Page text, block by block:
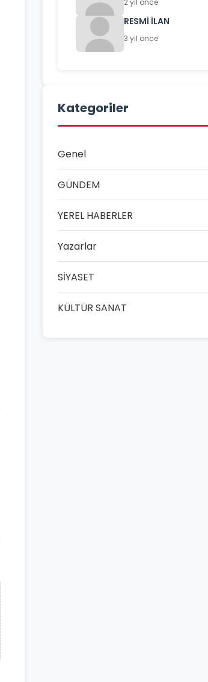
2 yıl önce
RESMİ İLAN
3 yıl önce
Kategoriler
Genel
GÜNDEM
YEREL HABERLER
Yazarlar
SİYASET
KÜLTÜR SANAT